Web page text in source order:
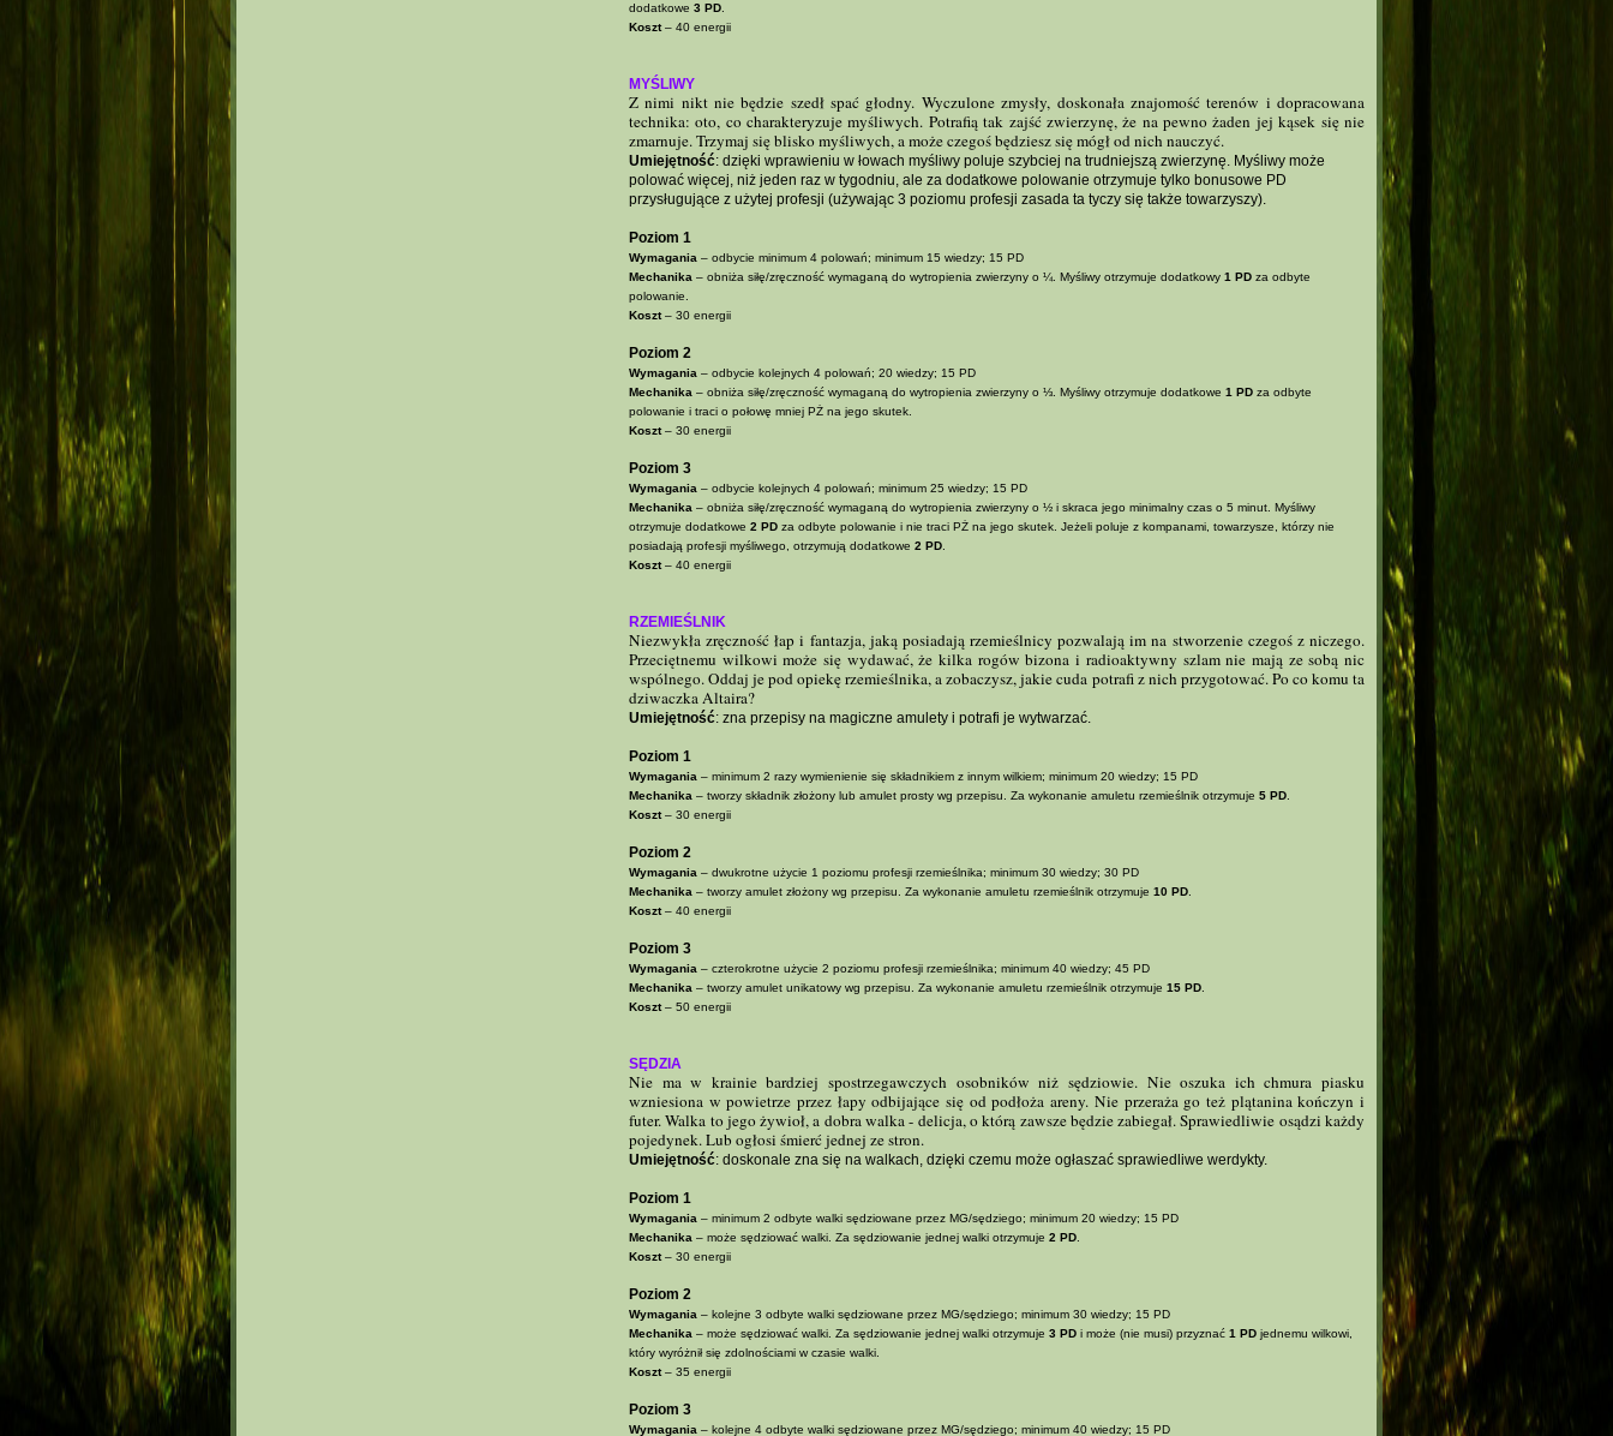
dodatkowe 3 PD.
Koszt– 40 energii
MYŚLIWY
Z nimi nikt nie będzie szedł spać głodny. Wyczulone zmysły, doskonała znajomość terenów i dopracowana
technika: oto, co charakteryzuje myśliwych. Potrafią tak zajść zwierzynę, że na pewno żaden jej kąsek się nie
zmarnuje. Trzymaj się blisko myśliwych, a może czegoś będziesz się mógł od nich nauczyć.
Umiejętność: dzięki wprawieniu w łowach myśliwy poluje szybciej na trudniejszą zwierzynę. Myśliwy może
polować więcej, niż jeden raz w tygodniu, ale za dodatkowe polowanie otrzymuje tylko bonusowe PD
przysługujące z użytej profesji (używając 3 poziomu profesji zasada ta tyczy się także towarzyszy).
Poziom 1
Wymagania – odbycie minimum 4 polowań; minimum 15 wiedzy; 15 PD
Mechanika – obniża siłę/zręczność wymaganą do wytropienia zwierzyny o ¼. Myśliwy otrzymuje dodatkowy 1 PDza odbyte
polowanie.
Koszt– 30 energii
Poziom 2
Wymagania – odbycie kolejnych 4 polowań; 20 wiedzy; 15 PD
Mechanika – obniża siłę/zręczność wymaganą do wytropienia zwierzyny o ⅓. Myśliwy otrzymuje dodatkowe 1 PDza odbyte
polowanie i traci o połowę mniej PŻ na jego skutek.
Koszt– 30 energii
Poziom 3
Wymagania – odbycie kolejnych 4 polowań; minimum 25 wiedzy; 15 PD
Mechanika – obniża siłę/zręczność wymaganą do wytropienia zwierzyny o ½ i skraca jego minimalny czas o 5 minut. Myśliwy
otrzymuje dodatkowe 2 PDza odbyte polowanie i nie traci PŻ na jego skutek. Jeżeli poluje z kompanami, towarzysze, którzy nie
posiadają profesji myśliwego, otrzymują dodatkowe 2 PD.
Koszt– 40 energii
RZEMIEŚLNIK
Niezwykła zręczność łap i fantazja, jaką posiadają rzemieślnicy pozwalają im na stworzenie czegoś z niczego.
Przeciętnemu wilkowi może się wydawać, że kilka rogów bizona i radioaktywny szlam nie mają ze sobą nic
wspólnego. Oddaj je pod opiekę rzemieślnika, a zobaczysz, jakie cuda potrafi z nich przygotować. Po co komu ta
dziwaczka Altaira?
Umiejętność: zna przepisy na magiczne amulety i potrafi je wytwarzać.
Poziom 1
Wymagania – minimum 2 razy wymienienie się składnikiem z innym wilkiem; minimum 20 wiedzy; 15 PD
Mechanika – tworzy składnik złożony lub amulet prosty wg przepisu. Za wykonanie amuletu rzemieślnik otrzymuje 5 PD.
Koszt– 30 energii
Poziom 2
Wymagania – dwukrotne użycie 1 poziomu profesji rzemieślnika; minimum 30 wiedzy; 30 PD
Mechanika – tworzy amulet złożony wg przepisu. Za wykonanie amuletu rzemieślnik otrzymuje 10 PD.
Koszt– 40 energii
Poziom 3
Wymagania – czterokrotne użycie 2 poziomu profesji rzemieślnika; minimum 40 wiedzy; 45 PD
Mechanika – tworzy amulet unikatowy wg przepisu. Za wykonanie amuletu rzemieślnik otrzymuje 15 PD.
Koszt– 50 energii
SĘDZIA
Nie ma w krainie bardziej spostrzegawczych osobników niż sędziowie. Nie oszuka ich chmura piasku
wzniesiona w powietrze przez łapy odbijające się od podłoża areny. Nie przeraża go też plątanina kończyn i
futer. Walka to jego żywioł, a dobra walka - delicja, o którą zawsze będzie zabiegał. Sprawiedliwie osądzi każdy
pojedynek. Lub ogłosi śmierć jednej ze stron.
Umiejętność: doskonale zna się na walkach, dzięki czemu może ogłaszać sprawiedliwe werdykty.
Poziom 1
Wymagania – minimum 2 odbyte walki sędziowane przez MG/sędziego; minimum 20 wiedzy; 15 PD
Mechanika – może sędziować walki. Za sędziowanie jednej walki otrzymuje 2 PD.
Koszt– 30 energii
Poziom 2
Wymagania – kolejne 3 odbyte walki sędziowane przez MG/sędziego; minimum 30 wiedzy; 15 PD
Mechanika – może sędziować walki. Za sędziowanie jednej walki otrzymuje 3 PDi może (nie musi) przyznać 1 PD jednemu wilkowi,
który wyróżnił się zdolnościami w czasie walki.
Koszt– 35 energii
Poziom 3
Wymagania – kolejne 4 odbyte walki sędziowane przez MG/sędziego; minimum 40 wiedzy; 15 PD